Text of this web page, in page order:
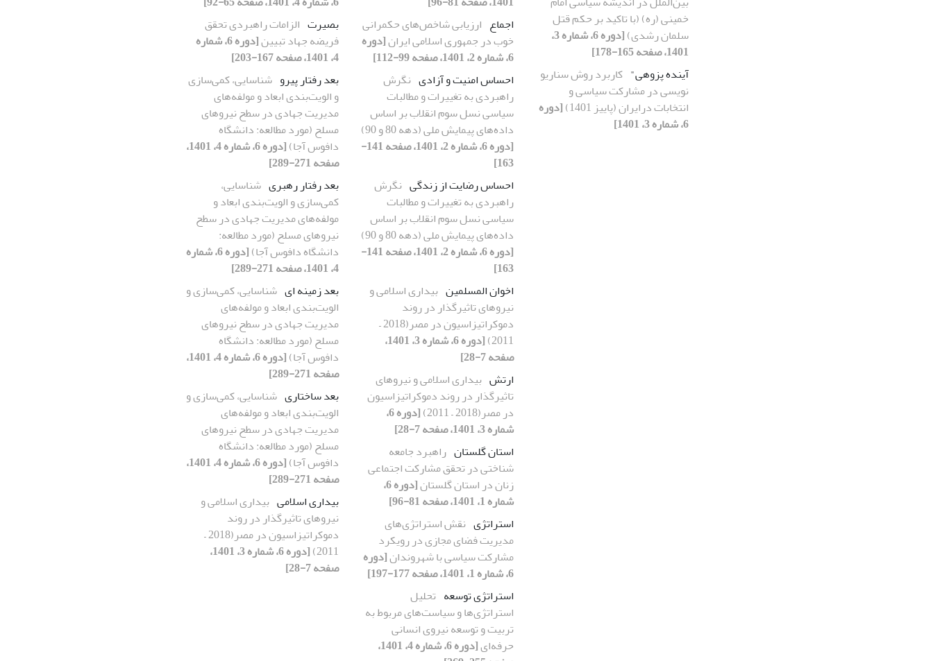
خمینی (ره) (با تاکید بر حکم قتل
سلمان رشدی)
[دوره 6، شماره 3،
1401، صفحه 165-178]
آینده پزوهی" کاربرد روش سناریو
نویسی در مشارکت سیاسی و
انتخابات درایران (پاییز 1401)
[دوره
6، شماره 3، 1401]
اجماع ارزیابی شاخص‌های حکمرانی
خوب در جمهوری اسلامی ایران[دوره
6، شماره 2، 1401، صفحه 99-112]
احساس امنیت و آزادی نگرش
راهبردی به تغییرات و مطالبات
سیاسی نسل سوم انقلاب بر اساس
داده‌های پیمایش ملی (دهه 80 و 90)
[دوره 6، شماره 2، 1401، صفحه 141-
163]
احساس رضایت از زندگی نگرش
راهبردی به تغییرات و مطالبات
سیاسی نسل سوم انقلاب بر اساس
داده‌های پیمایش ملی (دهه 80 و 90)
[دوره 6، شماره 2، 1401، صفحه 141-
163]
اخوان المسلمین بیداری اسلامی و
نیروهای تاثیرگذار در روند
دموکراتیزاسیون در مصر(2018 –
2011)
[دوره 6، شماره 3، 1401،
صفحه 7-28]
ارتش بیداری اسلامی و نیروهای
تاثیرگذار در روند دموکراتیزاسیون
در مصر(2018 – 2011)
[دوره 6،
شماره 3، 1401، صفحه 7-28]
استان گلستان راهبرد جامعه
شناختی در تحقق مشارکت اجتماعی
زنان در استان گلستان
[دوره 6،
شماره 1، 1401، صفحه 81-96]
استراتژی نقش استراتژی‌های
مدیریت فضای مجازی در رویکرد
مشارکت سیاسی با شهروندان[دوره
6، شماره 1، 1401، صفحه 177-197]
استراتژی توسعه تحلیل
استراتژی‌ها و سیاست‌های مربوط به
تربیت و توسعه نیروی انسانی
حرفه‌ای
[دوره 6، شماره 4، 1401،
بصیرت الزامات راهبردی تحقق
فریضه جهاد تبیین
[دوره 6، شماره
4، 1401، صفحه 167-203]
بعد رفتار پیرو شناسایی، کمی‌سازی
و الویت‌بندی ابعاد و مولفه‌های
مدیریت جهادی در سطح نیروهای
مسلح (مورد مطالعه: دانشگاه
دافوس آجا)
[دوره 6، شماره 4، 1401،
صفحه 271-289]
بعد رفتار رهبری شناسایی،
کمی‌سازی و الویت‌بندی ابعاد و
مولفه‌های مدیریت جهادی در سطح
نیروهای مسلح (مورد مطالعه:
دانشگاه دافوس آجا)
[دوره 6، شماره
4، 1401، صفحه 271-289]
بعد زمینه ای شناسایی، کمی‌سازی و
الویت‌بندی ابعاد و مولفه‌های
مدیریت جهادی در سطح نیروهای
مسلح (مورد مطالعه: دانشگاه
دافوس آجا)
[دوره 6، شماره 4، 1401،
صفحه 271-289]
بعد ساختاری شناسایی، کمی‌سازی و
الویت‌بندی ابعاد و مولفه‌های
مدیریت جهادی در سطح نیروهای
مسلح (مورد مطالعه: دانشگاه
دافوس آجا)
[دوره 6، شماره 4، 1401،
صفحه 271-289]
بیداری اسلامی بیداری اسلامی و
نیروهای تاثیرگذار در روند
دموکراتیزاسیون در مصر(2018 –
2011)
[دوره 6، شماره 3، 1401،
صفحه 7-28]